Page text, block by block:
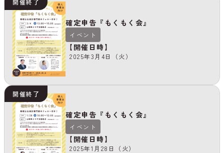
確定申告『もくもく会』
イベント
【開催日時】
2025年3月4日（火）
開催終了
確定申告『もくもく会』
イベント
【開催日時】
2025年1月28日（火）
開催終了